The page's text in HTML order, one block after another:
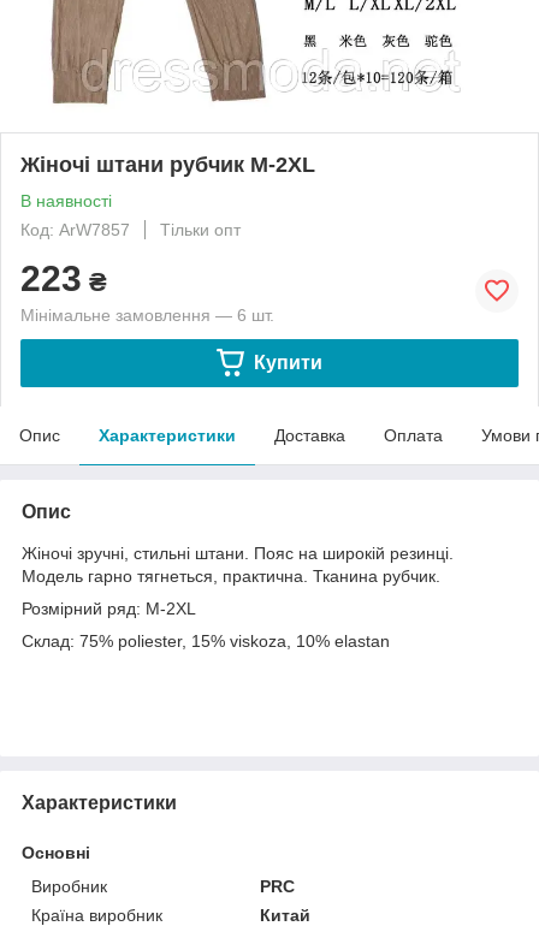
Жіночі штани рубчик M-2XL
В наявності
Код: ArW7857
Тільки опт
223 ₴
Мінімальне замовлення — 6 шт.
Купити
Опис Характеристики Доставка Оплата Умови
Опис
Жіночі зручні, стильні штани. Пояс на широкій резинці.
Модель гарно тягнеться, практична. Тканина рубчик.
Розмірний ряд: M-2XL
Склад: 75% poliester, 15% viskoza, 10% elastan
Характеристики
Основні
Виробник
PRC
Країна виробник
Китай